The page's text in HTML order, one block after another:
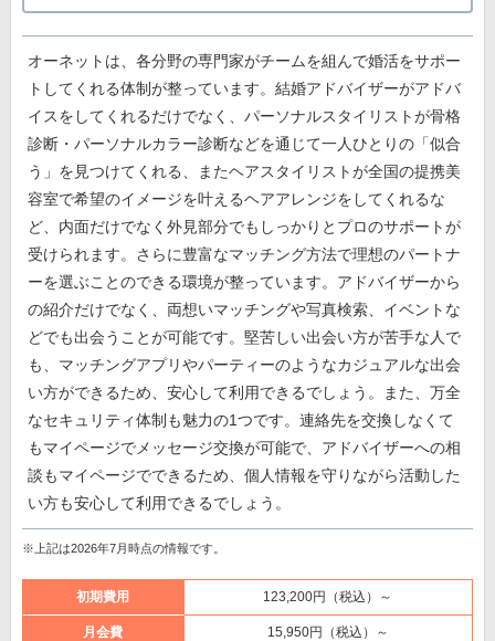
オーネットは、各分野の専門家がチームを組んで婚活をサポー
トしてくれる体制が整っています。結婚アドバイザーがアドバ
イスをしてくれるだけでなく、パーソナルスタイリストが骨格
診断・パーソナルカラー診断などを通じて一人ひとりの「似合
う」を見つけてくれる、またヘアスタイリストが全国の提携美
容室で希望のイメージを叶えるヘアアレンジをしてくれるな
ど、内面だけでなく外見部分でもしっかりとプロのサポートが
受けられます。さらに豊富なマッチング方法で理想のパートナ
ーを選ぶことのできる環境が整っています。アドバイザーから
の紹介だけでなく、両想いマッチングや写真検索、イベントな
どでも出会うことが可能です。堅苦しい出会い方が苦手な人で
も、マッチングアプリやパーティーのようなカジュアルな出会
い方ができるため、安心して利用できるでしょう。また、万全
なセキュリティ体制も魅力の1つです。連絡先を交換しなくて
もマイページでメッセージ交換が可能で、アドバイザーへの相
談もマイページでできるため、個人情報を守りながら活動した
い方も安心して利用できるでしょう。
※上記は2026年7月時点の情報です。
初期費用 123,200円（税込）～
月会費 15,950円（税込）～